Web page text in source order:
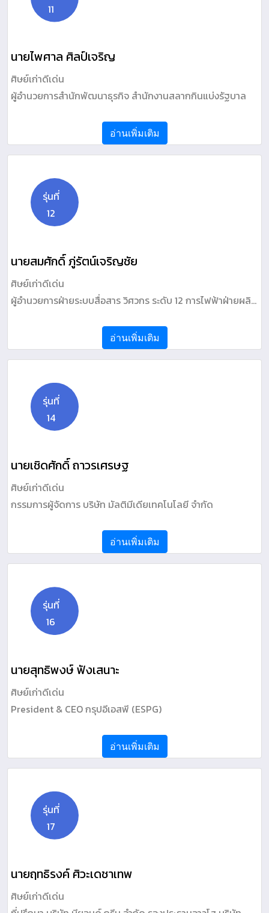
11
นายไพศาล ศิลป์เจริญ
ศิษย์เก่าดีเด่น
ผู้อำนวยการสำนักพัฒนาธุรกิจ สำนักงานสลากกินแบ่งรัฐบาล
อ่านเพิ่มเติม
รุ่นที่
12
นายสมศักดิ์ ภู่รัตน์เจริญชัย
ศิษย์เก่าดีเด่น
ผู้อำนวยการฝ่ายระบบสื่อสาร วิศวกร ระดับ 12 การไฟฟ้าฝ่ายผลิต
อ่านเพิ่มเติม
รุ่นที่
14
นายเชิดศักดิ์ ถาวรเศรษฐ
ศิษย์เก่าดีเด่น
กรรมการผู้จัดการ บริษัท มัลติมีเดียเทคโนโลยี จำกัด
อ่านเพิ่มเติม
รุ่นที่
16
นายสุทธิพงษ์ ฟังเสนาะ
ศิษย์เก่าดีเด่น
President & CEO กรุปอีเอสพี (ESPG)
อ่านเพิ่มเติม
รุ่นที่
17
นายฤทธิรงค์ ศิวะเดชาเทพ
ศิษย์เก่าดีเด่น